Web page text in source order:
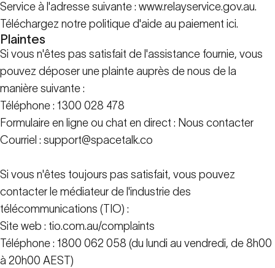
Service à l'adresse suivante : www.relayservice.gov.au.
Téléchargez notre politique d'aide au paiement ici.
Plaintes
Si vous n'êtes pas satisfait de l'assistance fournie, vous
pouvez déposer une plainte auprès de nous de la
manière suivante :
Téléphone : 1300 028 478
Formulaire en ligne ou chat en direct : Nous contacter
Courriel : support@spacetalk.co
Si vous n'êtes toujours pas satisfait, vous pouvez
contacter le médiateur de l'industrie des
télécommunications (TIO) :
Site web : tio.com.au/complaints
Téléphone : 1800 062 058 (du lundi au vendredi, de 8h00
à 20h00 AEST)